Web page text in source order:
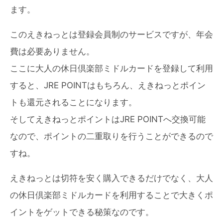
ます。
このえきねっとは登録会員制のサービスですが、年会
費は必要ありません。
ここに大人の休日倶楽部ミドルカードを登録して利用
すると、JRE POINTはもちろん、えきねっとポイン
トも還元されることになります。
そしてえきねっとポイントはJRE POINTへ交換可能
なので、ポイントの二重取りを行うことができるので
すね。
えきねっとは切符を安く購入できるだけでなく、大人
の休日倶楽部ミドルカードを利用することで大きくポ
イントをゲットできる秘策なのです。